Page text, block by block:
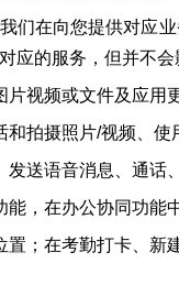
们在向您提供对应
应的服务，但并不
视频或文件及应用
拍摄照片/视频、
送语音消息、通话
，在办公协同功能
；在考勤打卡、新